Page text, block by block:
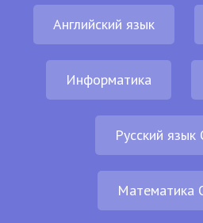
Английский язык
Информатика
Русский язык
Математика